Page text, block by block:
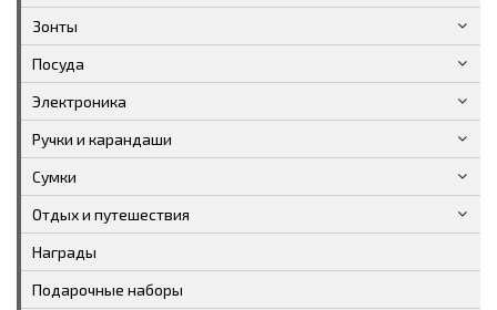
Зонты
Посуда
Электроника
Ручки и карандаши
Сумки
Отдых и путешествия
Награды
Подарочные наборы